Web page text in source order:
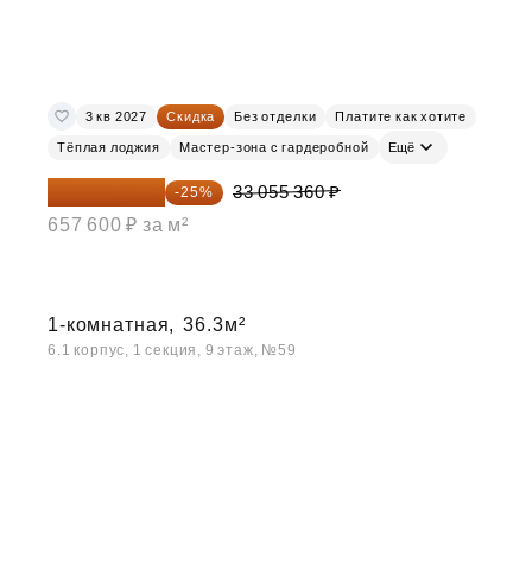
3 кв 2027 Скидка Без отделки Платите как хотите
Тёплая лоджия Мастер-зона с гардеробной Ещё
24 791 520 ₽ -25%
33 055 360 ₽
657 600 ₽ за м²
1-комнатная, 36.3м²
6.1 корпус, 1 секция, 9 этаж, №59